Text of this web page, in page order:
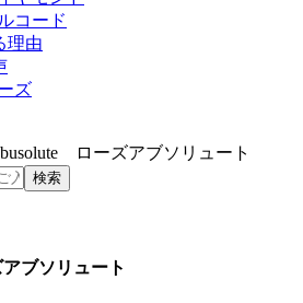
コード
理由
ズ
ローズアブソリュート
ブソリュート